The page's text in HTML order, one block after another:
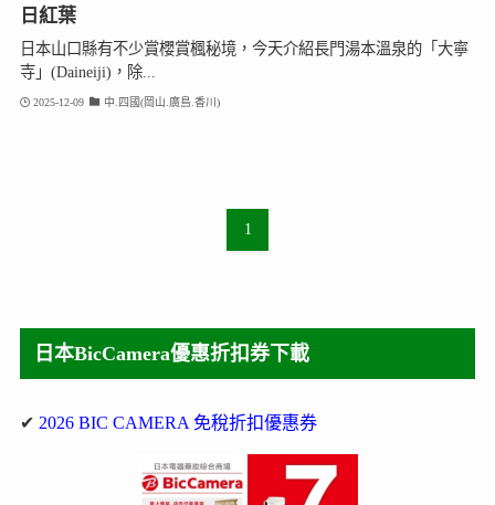
日紅葉
日本山口縣有不少賞櫻賞楓秘境，今天介紹長門湯本溫泉的「大寧
寺」(Daineiji)，除...
2025-12-09 中.四國(岡山.廣島.香川)
1
日本BicCamera優惠折扣券下載
✔ 2026 BIC CAMERA 免稅折扣優惠券